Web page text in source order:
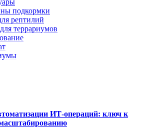
подкормки
рептилий
террариумов
ИТ-операций: ключ к